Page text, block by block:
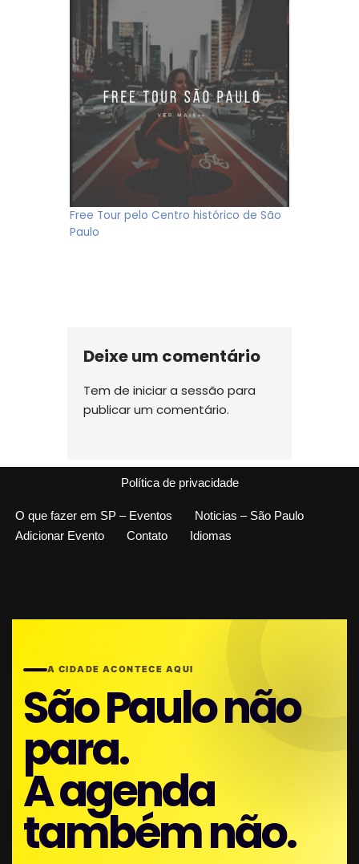
Free Tour pelo Centro histórico de São
Paulo
Deixe um comentário
Tem de iniciar a sessão para
publicar um comentário.
Política de privacidade
O que fazer em SP – Eventos
Noticias – São Paulo
Adicionar Evento
Contato Idiomas
A CIDADE ACONTECE AQUI
São Paulo não
para.
A agenda
também não.